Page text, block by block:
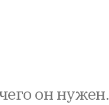
он нужен.